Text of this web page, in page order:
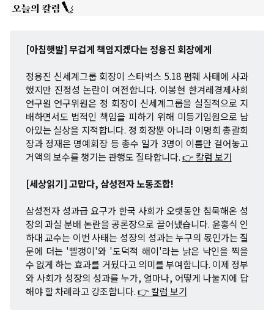
[아침햇발] 무겁게 책임지겠다는 정용진 회장에게
정용진 신세계그룹 회장이 스타벅스 5.18 폄훼 사태에 사과
했지만 진정성 논란이 여전합니다. 이봉현 한겨레경제사회
연구원 연구위원은 정 회장이 신세계그룹을 실질적으로 지
배하면서도 법적인 책임을 피하기 위해 미등기임원으로 남
아있는 실상을 지적합니다. 정 회장뿐 아니라 이명희 총괄회
장과 정재은 명예회장 등 총수 일가 3명이 이름만 걸어놓고
거액의 보수를 챙기는 관행도 질타합니다.👉 칼럼 보기
[세상읽기] 고맙다, 삼성전자 노동조합!
삼성전자 성과급 요구가 한국 사회가 오랫동안 침묵해온 성
장의 과실 분배 논란을 공론장으로 끌어냈습니다. 윤홍식 인
하대 교수는 이번 사태는 성장의 성과는 누구의 몫인가는 질
문에 더는 '빨갱이'와 '도덕적 해이'라는 낡은 낙인을 찍을
수 없게 하는 효과를 거뒀다고 의미를 부여합니다. 이제 정부
와 사회가 성장의 성과를 누가, 얼마나, 어떻게 나눌지에 답
해야 할 차례라고 강조합니다.👉 칼럼 보기